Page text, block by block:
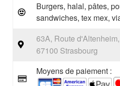
Burgers, halal, pâtes,
sandwiches, tex mex,
63A, Route
67100 Strasbourg
Moyens de paiement :